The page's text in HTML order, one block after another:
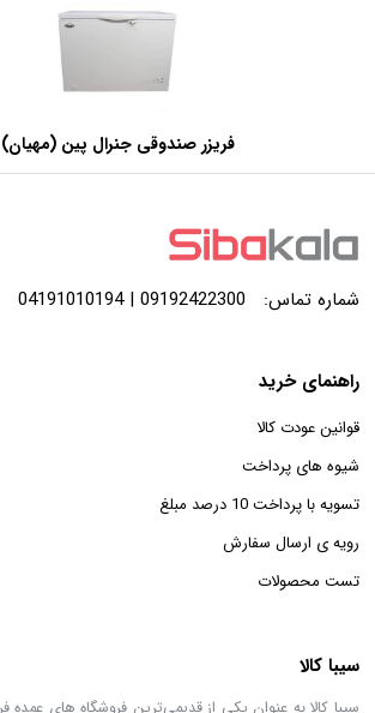
فریزر صندوقی جنرال پین (مهیان)
با ظرفیت 440 لیتر
شماره تماس: 09192422300 | 04191010194
راهنمای خرید
قوانین عودت کالا
شیوه های پرداخت
تسویه با پرداخت 10 درصد مبلغ
رویه ی ارسال سفارش
تست محصولات
سیبا کالا